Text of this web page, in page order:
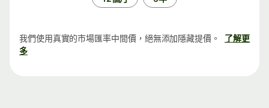
我們使用真實的市場匯率中間價，絕無添加隱藏提價。
了解更
多